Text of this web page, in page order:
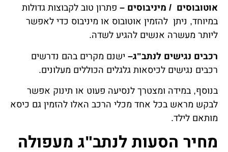
אוטובוסים / מיניבוסים – פתרון טוב לקבוצות גדולות
במיוחד, ניתן להזמין אוטובוס או מיניבוס כדי לאפשר
ליותר מעשרה אנשים להגיע לשדה.
רכבים נגישים לנתב"ג– ישנם מקרים בהם נדרשים
רכבים נגישים לכיסאות גלגלים הכוללים מעלונים.
בנוסף, במידה ומצטרך לנסיעה פעוט או תינוק אפשר
לבקש מראש בכל אחד מכלי הרכב האלו להזמין גם כיסא
מותאם לילד.
מחיר הסעות לנתב"ג מעפולה